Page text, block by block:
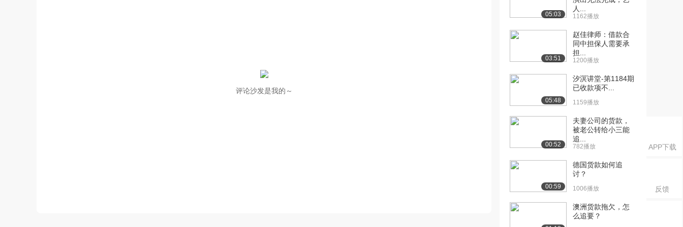
APP下载
反馈
评论沙发是我的～
05:03
人...
1162播放
03:51
赵佳律师：借款合
同中担保人需要承
担...
1200播放
05:48
汐溟讲堂-第1184期
已收款项不...
1159播放
00:52
夫妻公司的货款，
被老公转给小三能
追...
782播放
00:59
德国货款如何追
讨？
1006播放
澳洲货款拖欠，怎
么追要？